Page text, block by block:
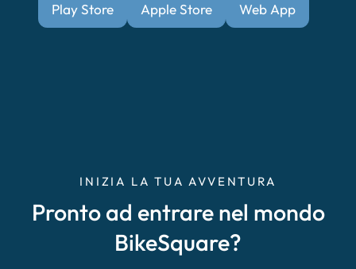
Play Store Apple Store Web App
INIZIA LA TUA AVVENTURA
Pronto ad entrare nel mondo
BikeSquare?